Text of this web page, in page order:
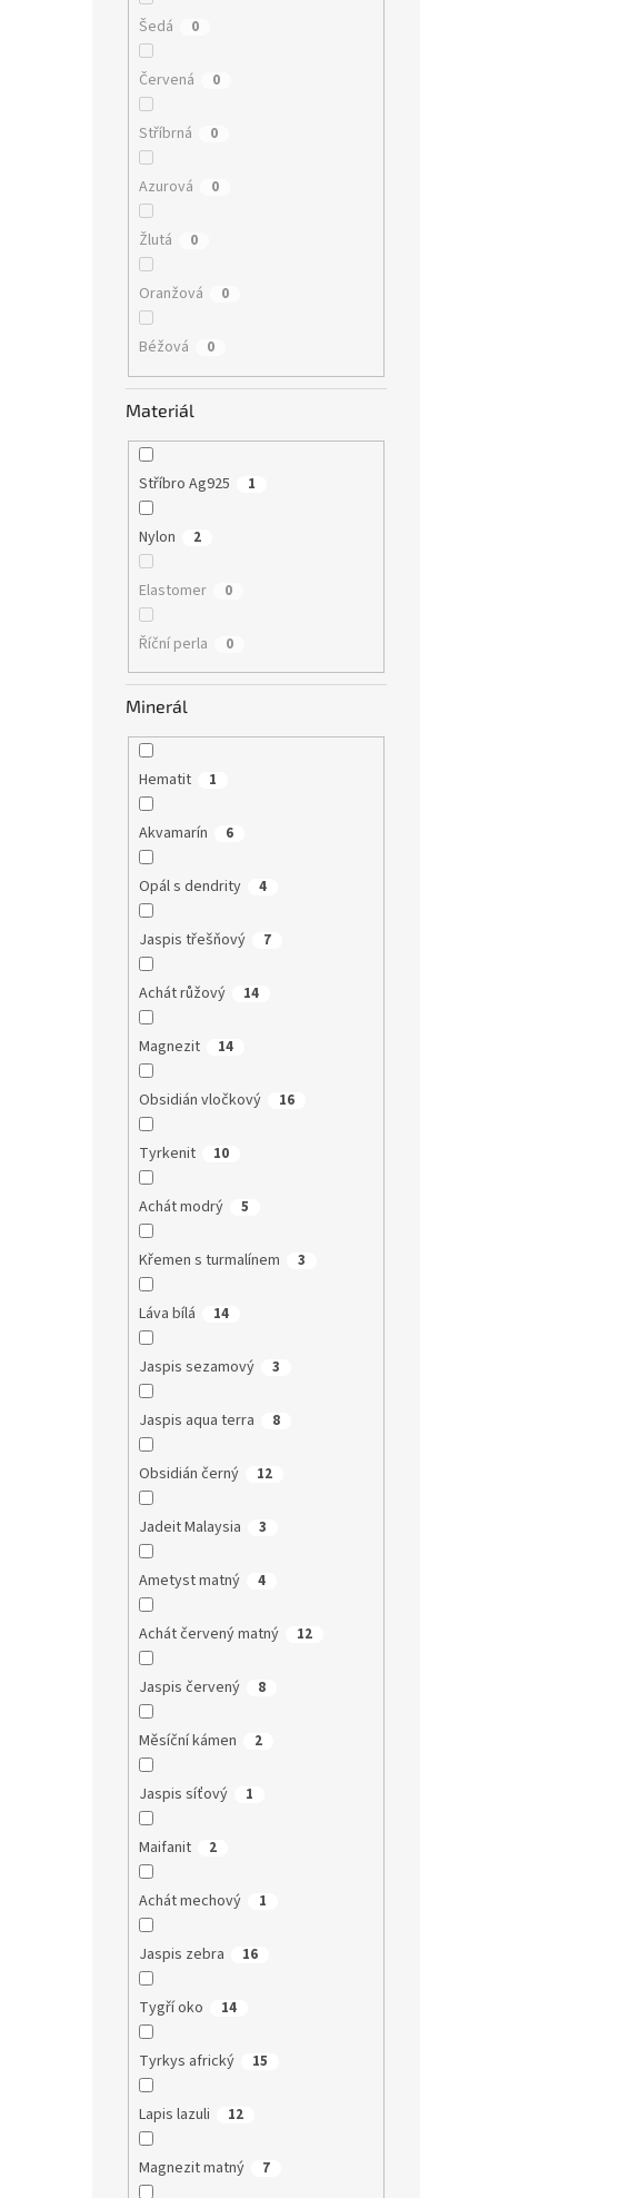
Šedá 0
Červená 0
Stříbrná 0
Azurová 0
Žlutá 0
Oranžová 0
Béžová 0
Materiál
Stříbro Ag925 1
Nylon 2
Elastomer 0
Říční perla 0
Minerál
Hematit 1
Akvamarín 6
Opál s dendrity 4
Jaspis třešňový 7
Achát růžový 14
Magnezit 14
Obsidián vločkový 16
Tyrkenit 10
Achát modrý 5
Křemen s turmalínem 3
Láva bílá 14
Jaspis sezamový 3
Jaspis aqua terra 8
Obsidián černý 12
Jadeit Malaysia 3
Ametyst matný 4
Achát červený matný 12
Jaspis červený 8
Měsíční kámen 2
Jaspis síťový 1
Maifanit 2
Achát mechový 1
Jaspis zebra 16
Tygří oko 14
Tyrkys africký 15
Lapis lazuli 12
Magnezit matný 7